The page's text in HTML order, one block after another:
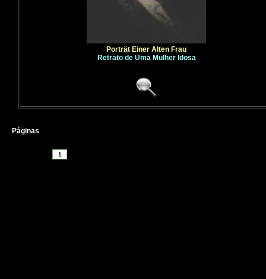
Porträt Einer Alten Frau
Retrato de Uma Mulher Idosa
Páginas
1